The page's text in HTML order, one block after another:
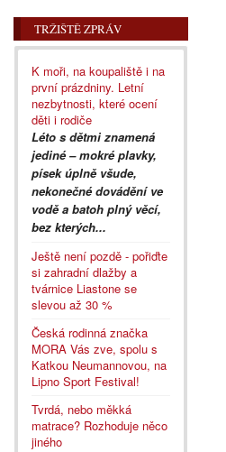
TRŽIŠTĚ ZPRÁV
K moři, na koupaliště i na
první prázdniny. Letní
nezbytnosti, které ocení
děti i rodiče
Léto s dětmi znamená
jediné – mokré plavky,
písek úplně všude,
nekonečné dovádění ve
vodě a batoh plný věcí,
bez kterých...
Ještě není pozdě - pořiďte
si zahradní dlažby a
tvárnice Liastone se
slevou až 30 %
Česká rodinná značka
MORA Vás zve, spolu s
Katkou Neumannovou, na
Lipno Sport Festival!
Tvrdá, nebo měkká
matrace? Rozhoduje něco
jiného